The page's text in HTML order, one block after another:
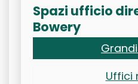
Spazi ufficio
Bowery
Uffici